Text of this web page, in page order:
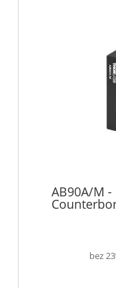
AB90A/M
bez